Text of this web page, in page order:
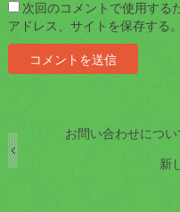
次回のコメントで使用する
アドレス、サイトを保存する。
お問い合わせについ
新